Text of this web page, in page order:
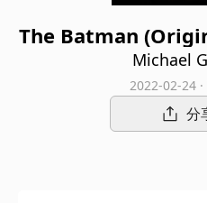
The Batman
Michael
2022-02-24
分